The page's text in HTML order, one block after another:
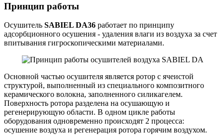
Принцип работы
Осушитель SABIEL DA36 работает по принципу
адсорбционного осушения - удаления влаги из воздуха за счет
впитывания гигроскопическими материалами.
Основной частью осушителя является ротор с ячеистой
структурой, выполненный из специального композитного
керамического волокна, заполненного силикагелем.
Поверхность ротора разделена на осушающую и
регенерирующую области. В одном цикле работы
оборудования одновременно происходят 2 процесса:
осушение воздуха и регенерация ротора горячим воздухом.